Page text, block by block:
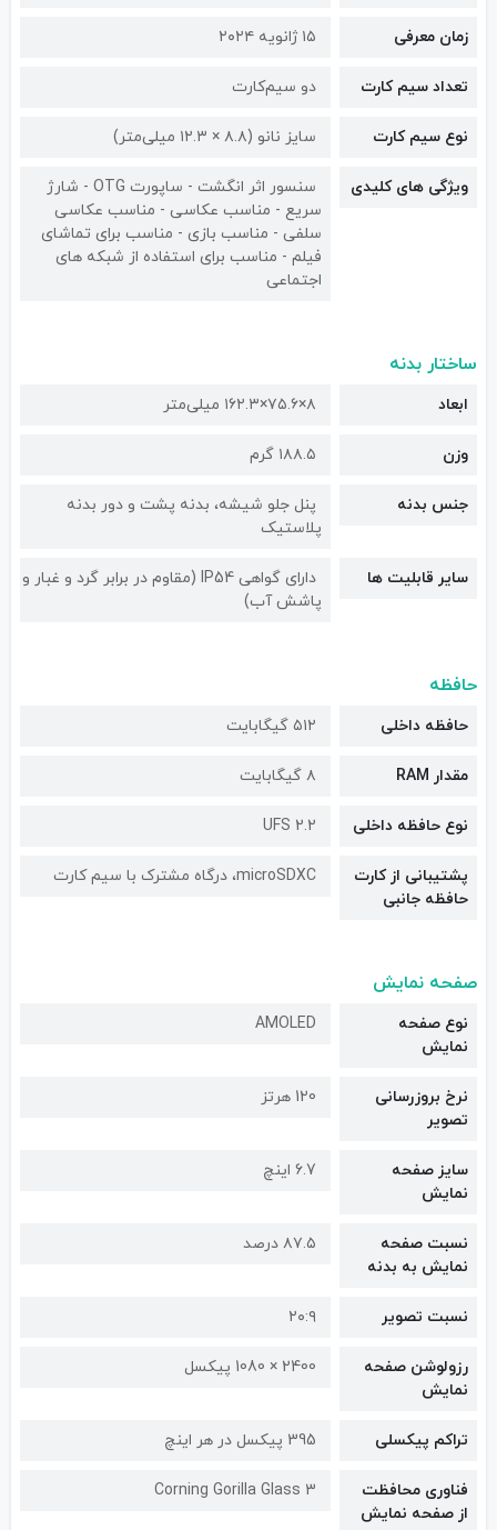
زمان معرفی ۱۵ ژانویه ۲۰۲۴
تعداد سیم کارت دو سیم‌کارت
نوع سیم کارت سایز نانو (۸.۸ × ۱۲.۳ میلی‌متر)
ویژگی های کلیدی
سنسور اثر انگشت - ساپورت OTG - شارژ
سریع - مناسب عکاسی - مناسب عکاسی
سلفی - مناسب بازی - مناسب برای تماشای
فیلم - مناسب برای استفاده از شبکه های
اجتماعی
ساختار بدنه
ابعاد ۸×۷۵.۶×۱۶۲.۳ میلی‌متر
وزن ۱۸۸.۵ گرم
جنس بدنه
پنل جلو شیشه، بدنه پشت و دور بدنه
پلاستیک
سایر قابلیت ها
دارای گواهی IP54 (مقاوم در برابر گرد و غبار و
پاشش آب)
حافظه
حافظه داخلی ۵۱۲ گیگابایت
مقدار RAM ۸ گیگابایت
نوع حافظه داخلی UFS 2.2
پشتیبانی از کارت
حافظه جانبی
microSDXC، درگاه مشترک با سیم کارت
صفحه نمایش
نوع صفحه
نمایش
AMOLED
نرخ بروزرسانی
تصویر
120 هرتز
سایز صفحه
نمایش
6.7 اینچ
نسبت صفحه
نمایش به بدنه
۸۷.۵ درصد
نسبت تصویر ۲۰:۹
رزولوشن صفحه
نمایش
2400 × 1080 پیکسل
تراکم پیکسلی 395 پیکسل در هر اینچ
فناوری محافظت
از صفحه نمایش
Corning Gorilla Glass 3